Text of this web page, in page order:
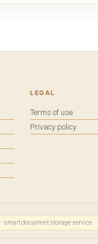
LEGAL
Terms of use
Privacy policy
- smart document storage service.